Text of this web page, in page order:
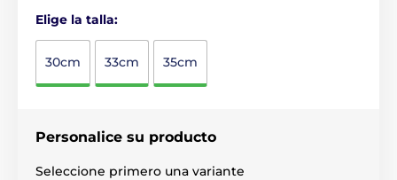
Elige la talla:
30cm 33cm 35cm
Personalice su producto
Seleccione primero una variante